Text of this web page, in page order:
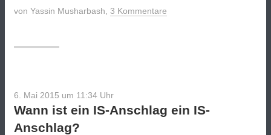
nicht
von Yassin Musharbash 3 Kommentare
6. Mai 2015 um 11:34 Uhr
Wann ist ein IS-Anschlag ein IS-
Anschlag?